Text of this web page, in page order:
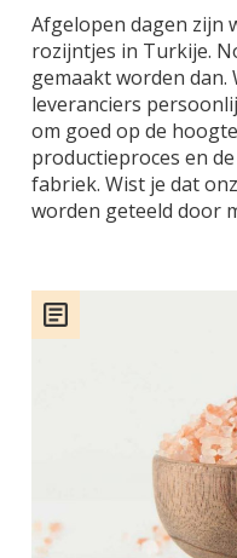
Afgelopen dagen zijn
rozijntjes in Turkije.
gemaakt worden dan.
leveranciers
om goed op de
productieproces en
fabriek. Wist je dat
worden geteeld door